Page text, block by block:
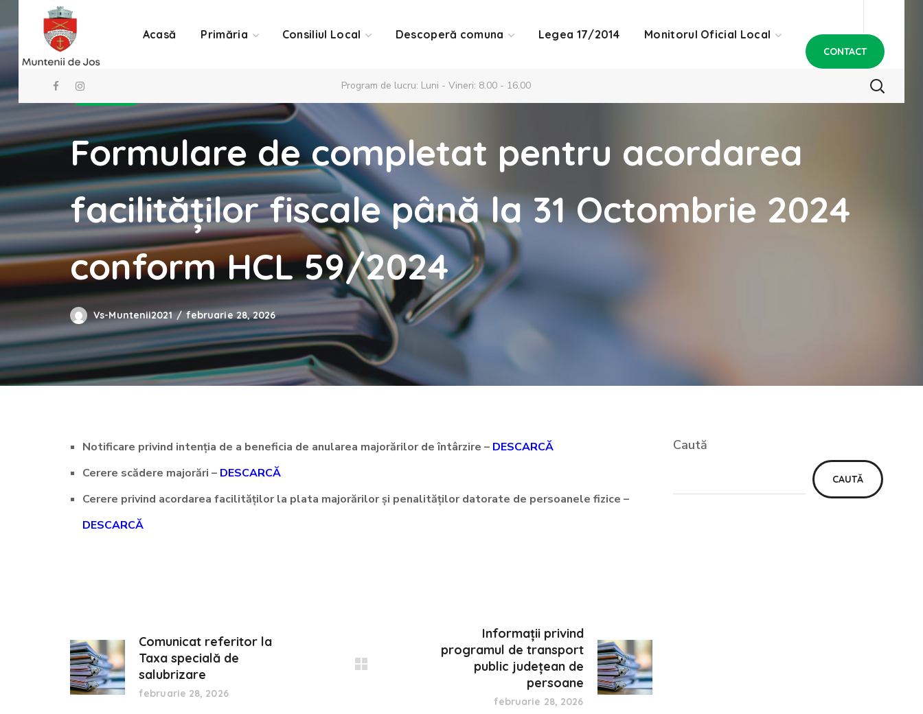
Acasă Primăria Consiliul Local Descoperă comuna Legea 17/2014 Monitorul Oficial Local
CONTACT
Program de lucru: Luni - Vineri: 8.00 - 16.00
Formulare de completat pentru acordarea
facilităților fiscale până la 31 Octombrie 2024
conform HCL 59/2024
Vs-Muntenii2021 februarie 28, 2026
Notificare privind intenția de a beneficia de anularea majorărilor de întârzire – DESCARCĂ
Cerere scădere majorări – DESCARCĂ
Cerere privind acordarea facilităților la plata majorărilor și penalităților datorate de persoanele fizice –
DESCARCĂ
Comunicat referitor la
Taxa specială de
salubrizare
februarie 28, 2026
Informații privind
programul de transport
public județean de
persoane
februarie 28, 2026
Caută
CAUTĂ